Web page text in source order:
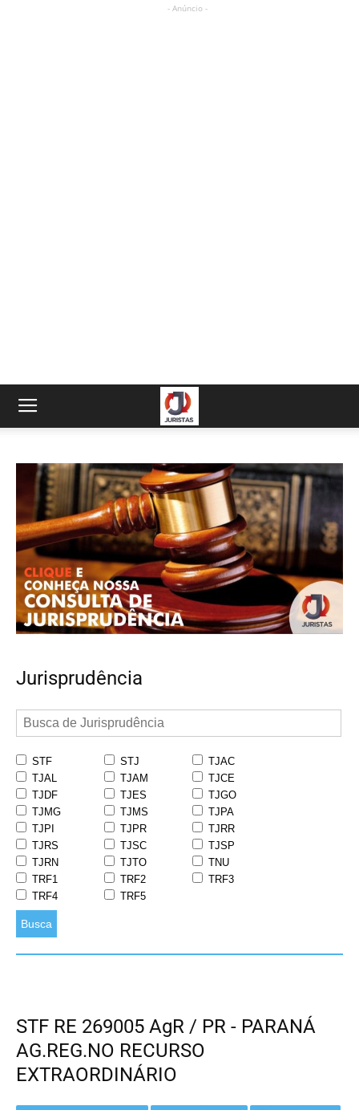
- Anúncio -
Jurisprudência
STF STJ
TJAC
TJAL
TJAM
TJCE
TJDF
TJES
TJGO
TJMG
TJMS
TJPA
TJPI
TJPR
TJRR
TJRS
TJSC
TJSP
TJRN
TJTO
TNU
TRF1
TRF2
TRF3
TRF4
TRF5
Busca
STF RE 269005 AgR / PR - PARANÁ
AG.REG.NO RECURSO
EXTRAORDINÁRIO